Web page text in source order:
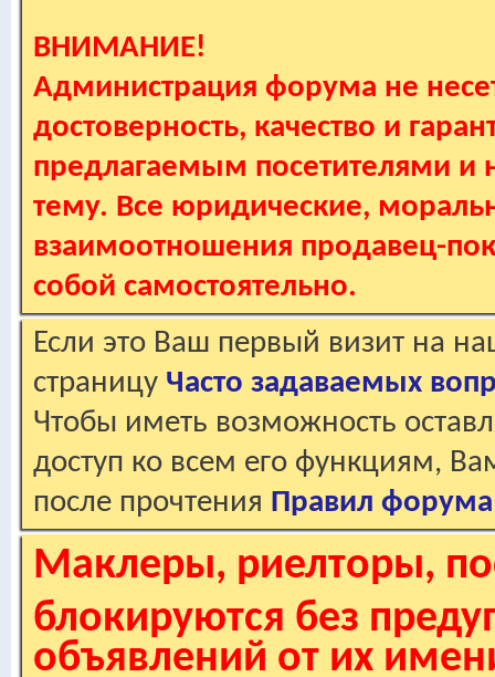
ВНИМАНИЕ!
Администрация форума не
достоверность, качество и
предлагаемым посетителями и
тему. Все юридические,
взаимоотношения продавец-
собой самостоятельно.
Если это Ваш первый визит на
страницу Часто задаваемых
Чтобы иметь возможность
доступ ко всем его функциям,
после прочтения Правил форума
Маклеры, риелторы,
блокируются без
объявлений от их